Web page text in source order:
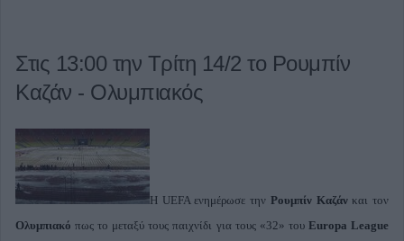
Στις 13:00 την Τρίτη 14/2 το Ρουμπίν
Καζάν - Ολυμπιακός
Η UEFA ενημέρωσε την Ρουμπίν Καζάνκαι τον
Ολυμπιακό πως το μεταξύ τους παιχνίδι για τους «32» του Europa League